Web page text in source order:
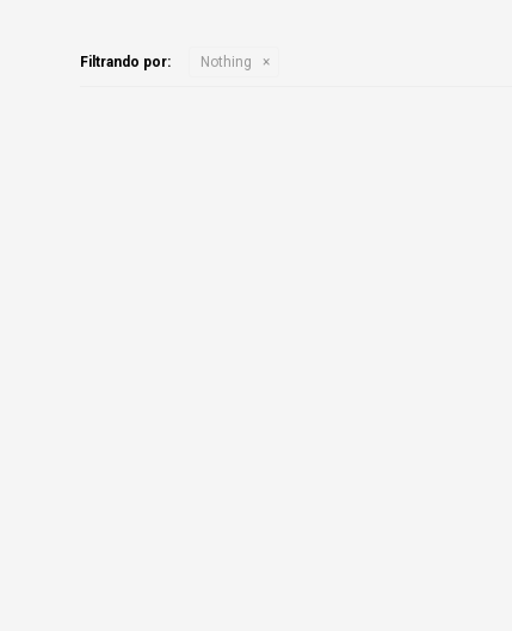
Filtrando por: Nothing